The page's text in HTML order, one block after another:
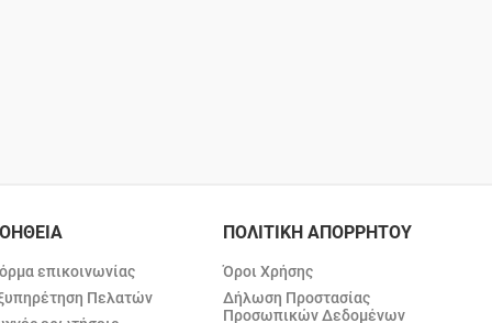
επικοινωνίας
Πελατών
ΠΟΛΙΤΙΚΗ ΑΠΟΡΡΗΤΟΥ
Όροι Χρήσης
Δήλωση Προστασίας
Προσωπικών Δεδομένων